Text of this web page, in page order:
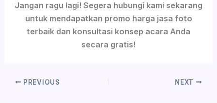
Jangan ragu lagi! Segera hubungi kami sekarang
untuk mendapatkan promo harga jasa foto
terbaik dan konsultasi konsep acara Anda
secara gratis!
PREVIOUS NEXT